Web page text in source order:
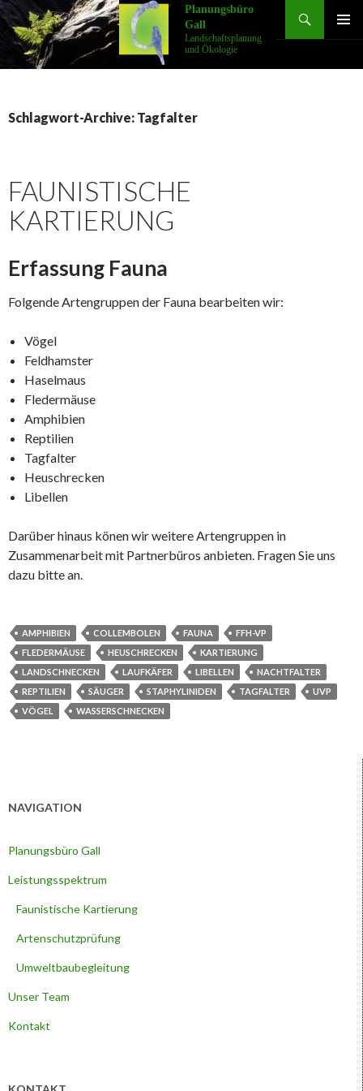
INHALT
Planungsbüro
Gall
Landschaftsplanung
und Ökologie
Schlagwort-Archive: Tagfalter
FAUNISTISCHE
KARTIERUNG
Erfassung Fauna
Folgende Artengruppen der Fauna bearbeiten wir:
Vögel
Feldhamster
Haselmaus
Fledermäuse
Amphibien
Reptilien
Tagfalter
Heuschrecken
Libellen
Darüber hinaus könen wir weitere Artengruppen in
Zusammenarbeit mit Partnerbüros anbieten. Fragen Sie uns
dazu bitte an.
AMPHIBIEN COLLEMBOLEN FAUNA
FFH-VP
FLEDERMÄUSE
HEUSCHRECKEN
KARTIERUNG
LANDSCHNECKEN
LAUFKÄFER LIBELLEN
NACHTFALTER
REPTILIEN
SÄUGER STAPHYLINIDEN TAGFALTER
UVP
VÖGEL
WASSERSCHNECKEN
NAVIGATION
Planungsbüro Gall
Leistungsspektrum
Faunistische Kartierung
Artenschutzprüfung
Umweltbaubegleitung
Unser Team
Kontakt